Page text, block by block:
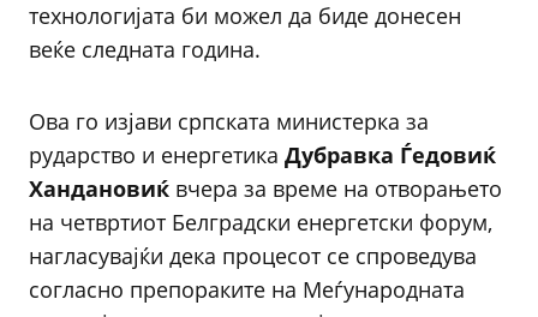
технологијата би можел да биде донесен
веќе следната година.
Ова го изјави српската министерка за
рударство и енергетика Дубравка Ѓедовиќ
Хандановиќ вчера за време на отворањето
на четвртиот Белградски енергетски форум,
нагласувајќи дека процесот се спроведува
согласно препораките на Меѓународната